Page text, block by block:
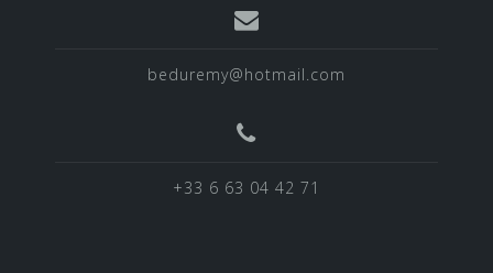
beduremy@hotmail.com
+33 6 63 04 42 71